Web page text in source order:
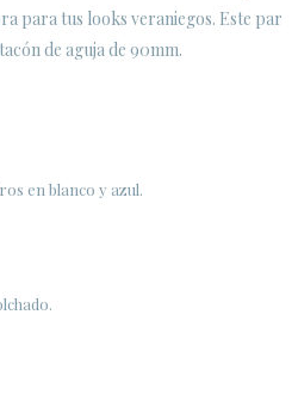
para tus looks veraniegos. Este par
de aguja de 90mm.
en blanco y azul.